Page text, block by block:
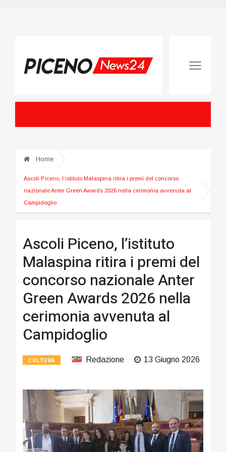
Home
Ascoli Piceno, l’istituto Malaspina ritira i premi del concorso
nazionale Anter Green Awards 2026 nella cerimonia avvenuta al
Campidoglio
Ascoli Piceno, l’istituto
Malaspina ritira i premi del
concorso nazionale Anter
Green Awards 2026 nella
cerimonia avvenuta al
Campidoglio
CULTURA Redazione 13 Giugno 2026